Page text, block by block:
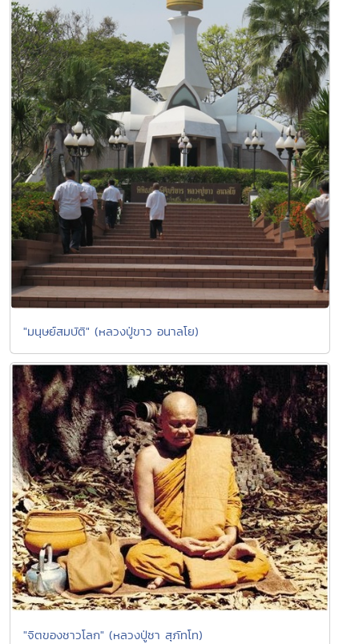
"มนุษย์สมบัติ" (หลวงปู่ขาว อนาลโย)
"จิตของชาวโลก" (หลวงปู่ชา สุภัทโท)